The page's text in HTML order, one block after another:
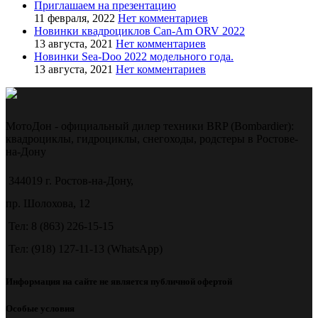
Приглашаем на презентацию
11 февраля, 2022 Нет комментариев
Новинки квадроциклов Can-Am ORV 2022
13 августа, 2021 Нет комментариев
Новинки Sea-Doo 2022 модельного года.
13 августа, 2021 Нет комментариев
МотоДон - официальный дилер техники BRP (Bombardier):
квадроциклы, гидроциклы, снегоходы, родстеры в Ростове-
на-Дону
344019 г. Ростов-на-Дону,
пр. Шолохова, 12
Тел: 8 (863) 226-15-15
Тел: (918) 127-11-13 (WhatsApp)
Информация на сайте не является публичной офертой
Особые условия